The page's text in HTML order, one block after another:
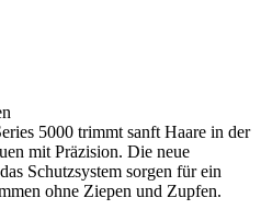
5000 trimmt sanft Haare in der
mit Präzision. Die neue
Schutzsystem sorgen für ein
ohne Ziepen und Zupfen.